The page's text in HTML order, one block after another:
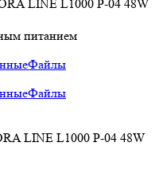
LINE L1000 P-04 48W
питанием
LINE L1000 P-04 48W